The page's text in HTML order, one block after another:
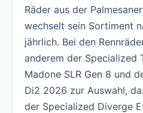
Räder aus der
wechselt sein Sortiment
jährlich. Bei den
anderem der Specialized
Madone SLR Gen 8 und
Di2 2026 zur Auswahl,
der Specialized Diverge